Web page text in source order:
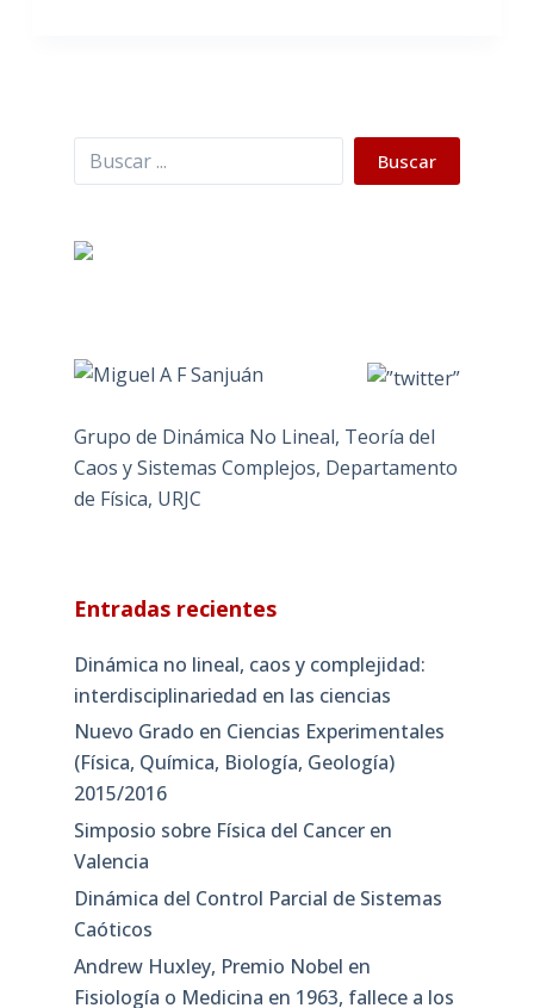
Buscar Buscar
Grupo de Dinámica No Lineal, Teoría del
Caos y Sistemas Complejos, Departamento
de Física, URJC
Entradas recientes
Dinámica no lineal, caos y complejidad:
interdisciplinariedad en las ciencias
Nuevo Grado en Ciencias Experimentales
(Física, Química, Biología, Geología)
2015/2016
Simposio sobre Física del Cancer en
Valencia
Dinámica del Control Parcial de Sistemas
Caóticos
Andrew Huxley, Premio Nobel en
Fisiología o Medicina en 1963, fallece a los